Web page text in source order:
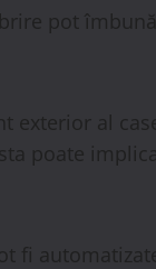
pot
exterior al
poate
fi